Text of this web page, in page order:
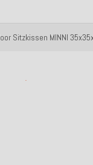
Sitzkissen MINNI